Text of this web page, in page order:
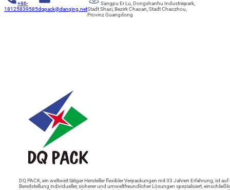
+86-
18125839585dqpack@danqing.net
Sangpu Er Lu, Dongshanhu Industriepark,
Stadt Shaxi, Bezirk Chaoan, Stadt Chaozhou,
Provinz Guangdong
DQ PACK, ein weltweit tätiger Hersteller flexibler Verpackungen mit 33 Jahren Erfahrung, ist auf
Bereitstellung individueller, sicherer und umweltfreundlicher Lösungen spezialisiert,